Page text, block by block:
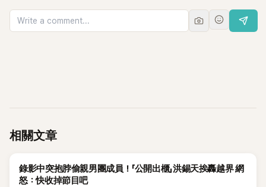
相關文章
K-POP
錄影中突抱脖偷親男團成員！「公開出櫃」洪錫天挨轟越界 網
怒：快收掉節目吧